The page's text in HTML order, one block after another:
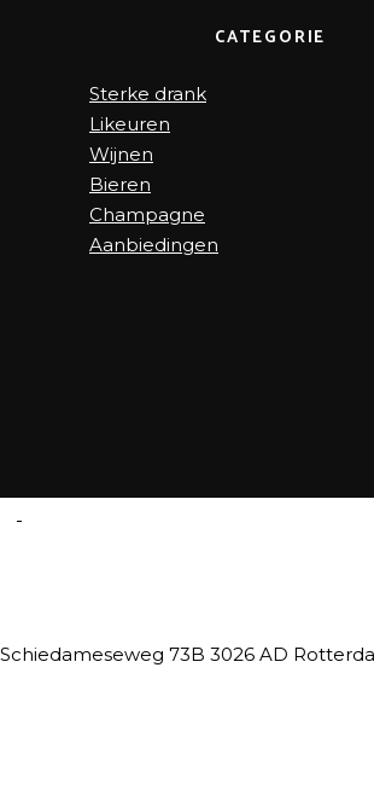
CATEGORIE
Sterke drank
Likeuren
Wijnen
Bieren
Champagne
Aanbiedingen
Schiedameseweg 73B 3026 AD